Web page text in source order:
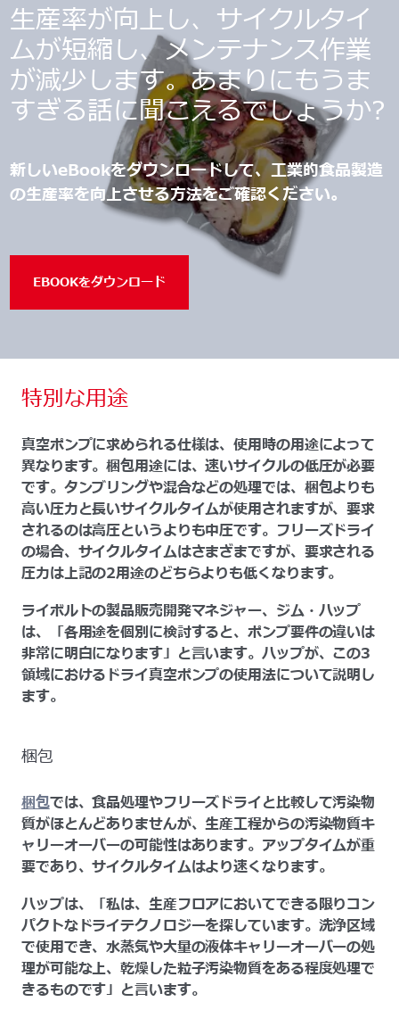
生産率が向上し、サイクルタイ
ムが短縮し、メンテナンス作業
が減少します。あまりにもうま
すぎる話に聞こえるでしょうか?
新しいeBookをダウンロードして、工業的食品製造
の生産率を向上させる方法をご確認ください。
EBOOKをダウンロード
特別な用途
真空ポンプに求められる仕様は、使用時の用途によって
異なります。梱包用途には、速いサイクルの低圧が必要
です。タンブリングや混合などの処理では、梱包よりも
高い圧力と長いサイクルタイムが使用されますが、要求
されるのは高圧というよりも中圧です。フリーズドライ
の場合、サイクルタイムはさまざまですが、要求される
圧力は上記の2用途のどちらよりも低くなります。
ライボルトの製品販売開発マネジャー、ジム・ハップ
は、「各用途を個別に検討すると、ポンプ要件の違いは
非常に明白になります」と言います。ハップが、この3
領域におけるドライ真空ポンプの使用法について説明し
ます。
梱包
梱包では、食品処理やフリーズドライと比較して汚染物
質がほとんどありませんが、生産工程からの汚染物質キ
ャリーオーバーの可能性はあります。アップタイムが重
要であり、サイクルタイムはより速くなります。
ハップは、「私は、生産フロアにおいてできる限りコン
パクトなドライテクノロジーを探しています。洗浄区域
で使用でき、水蒸気や大量の液体キャリーオーバーの処
理が可能な上、乾燥した粒子汚染物質をある程度処理で
きるものです」と言います。